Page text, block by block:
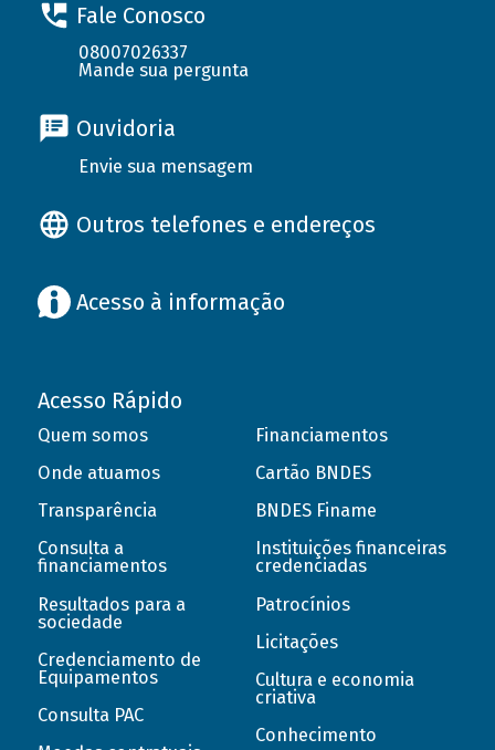
Fale Conosco
08007026337
Mande sua pergunta
Ouvidoria
Envie sua mensagem
Outros telefones e endereços
Acesso à informação
Acesso Rápido
Quem somos
Onde atuamos
Transparência
Consulta a
financiamentos
Resultados para a
sociedade
Credenciamento de
Equipamentos
Consulta PAC
Financiamentos
Cartão BNDES
BNDES Finame
Instituições financeiras
credenciadas
Patrocínios
Licitações
Cultura e economia
criativa
Conhecimento